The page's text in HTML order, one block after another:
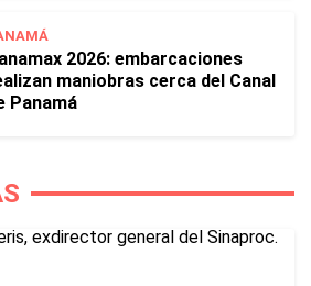
2026: embarcaciones
maniobras cerca del Canal
Panamá